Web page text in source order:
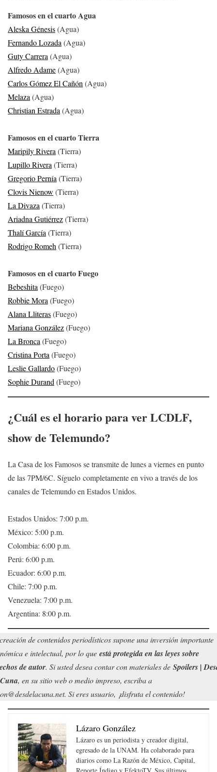
Famosos en el cuarto Agua
Aleska Génesis(Agua)
Fernando Lozada (Agua)
Guty Carrera (Agua)
Alfredo Adame(Agua)
Carlos Gómez El Cañón (Agua)
Melaza (Agua)
Christian Estrada (Agua)
Famosos en el cuarto Tierra
Maripily Rivera (Tierra)
Lupillo Rivera (Tierra)
Gregorio Pernía (Tierra)
Clovis Nienow (Tierra)
La Divaza (Tierra)
Ariadna Gutiérrez(Tierra)
Thalí García (Tierra)
Rodrigo Romeh (Tierra)
Famosos en el cuarto Fuego
Bebeshita (Fuego)
Robbie Mora (Fuego)
Alana Lliteras(Fuego)
Mariana González(Fuego)
La Bronca (Fuego)
Cristina Porta (Fuego)
Leslie Gallardo(Fuego)
Sophie Durand (Fuego)
¿Cuál es el horario para ver LCDLF,
show de Telemundo?
La Casa de los Famosos se transmite de lunes a viernes en punto
de las 7PM/6C. Síguelo completamente en vivo a través de los
canales de Telemundo en Estados Unidos.
Estados Unidos: 7:00 p.m.
México: 5:00 p.m.
Colombia: 6:00 p.m.
Perú: 6:00 p.m.
Ecuador: 6:00 p.m.
Chile: 7:00 p.m.
Venezuela: 7:00 p.m.
Argentina: 8:00 p.m.
de contenidos periodísticos supone una inversión importante
e intelectual, por lo que está protegida en las leyes sobre
de autor. Si usted desea contar con materiales de Spoilers |
, en su sitio web o medio impreso, escriba a
Si eres usuario, ¡disfruta el contenido!
Lázaro González
Lázaro es un periodista y creador digital,
egresado de la UNAM. Ha colaborado para
diarios como La Razón de México, Capital,